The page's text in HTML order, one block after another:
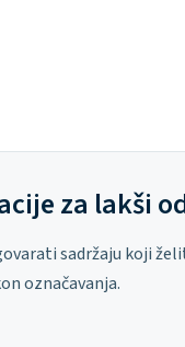
za lakši
sadržaju koji
označavanja.